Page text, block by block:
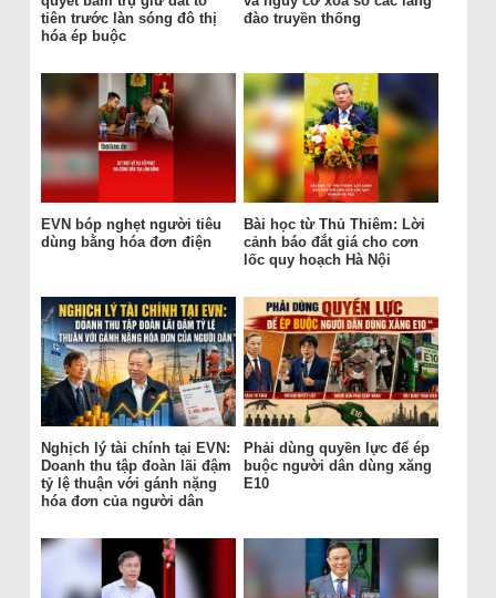
tiên trước làn sóng đô thị
hóa ép buộc
đào truyền thống
EVN bóp nghẹt người tiêu
dùng bằng hóa đơn điện
Bài học từ Thủ Thiêm: Lời
cảnh báo đắt giá cho cơn
lốc quy hoạch Hà Nội
Nghịch lý tài chính tại EVN:
Doanh thu tập đoàn lãi đậm
tỷ lệ thuận với gánh nặng
hóa đơn của người dân
Phải dùng quyền lực để ép
buộc người dân dùng xăng
E10